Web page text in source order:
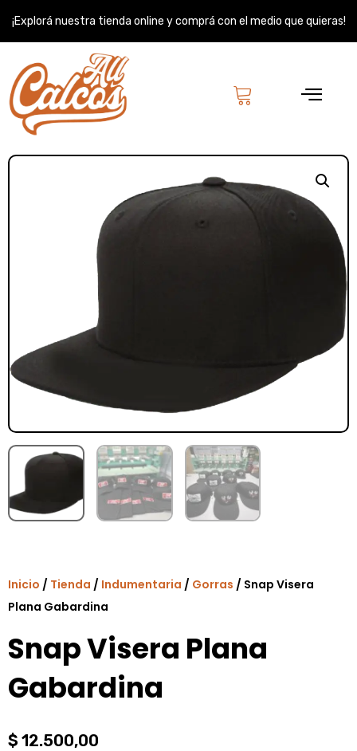
¡Explorá nuestra tienda online y comprá con el medio que quieras!
Inicio / Tienda / Indumentaria / Gorras / Snap Visera
Plana Gabardina
Snap Visera Plana
Gabardina
$ 12.500,00